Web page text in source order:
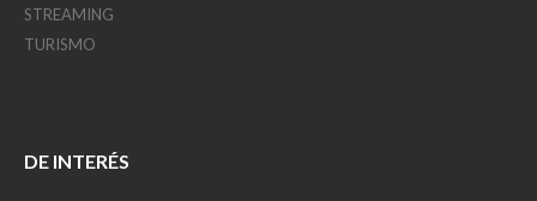
STREAMING
TURISMO
DE INTERÉS